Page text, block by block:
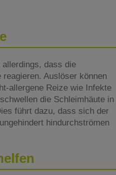
dass die
Auslöser können
allergene Reize wie Infekte
die Schleimhäute in
führt dazu, dass sich der
hindurchströmen